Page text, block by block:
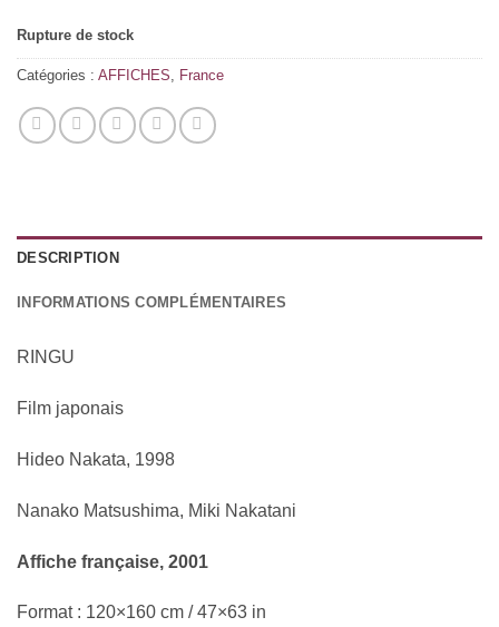
Rupture de stock
Catégories : AFFICHES, France
DESCRIPTION
INFORMATIONS COMPLÉMENTAIRES
RINGU
Film japonais
Hideo Nakata, 1998
Nanako Matsushima, Miki Nakatani
Affiche française, 2001
Format : 120×160 cm / 47×63 in